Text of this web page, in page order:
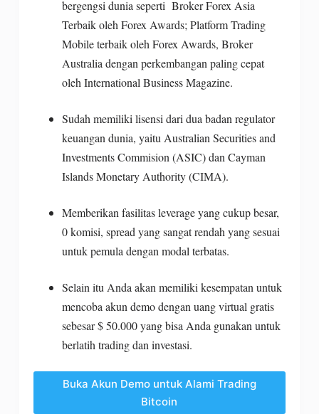
bergengsi dunia seperti Broker Forex Asia
Terbaik oleh Forex Awards; Platform Trading
Mobile terbaik oleh Forex Awards, Broker
Australia dengan perkembangan paling cepat
oleh International Business Magazine.
Sudah memiliki lisensi dari dua badan regulator
keuangan dunia, yaitu Australian Securities and
Investments Commision (ASIC) dan Cayman
Islands Monetary Authority (CIMA).
Memberikan fasilitas leverage yang cukup besar,
0 komisi, spread yang sangat rendah yang sesuai
untuk pemula dengan modal terbatas.
Selain itu Anda akan memiliki kesempatan untuk
mencoba akun demo dengan uang virtual gratis
sebesar $ 50.000 yang bisa Anda gunakan untuk
berlatih trading dan investasi.
Buka Akun Demo untuk Alami Trading
Bitcoin